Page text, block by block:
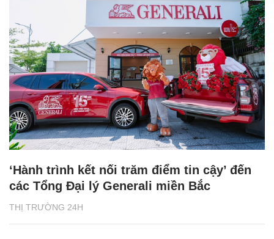
THỊ TRƯỜNG 24H
‘Hành trình kết nối trăm điểm tin cậy’ đến
các Tổng Đại lý Generali miền Bắc